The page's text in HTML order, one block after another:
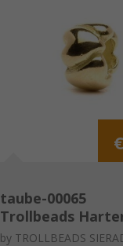
taube-00065
Trollbeads
klein goud
by TROLLBEADS